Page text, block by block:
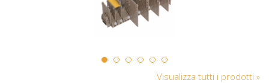
Visualizza tutti i prodotti »